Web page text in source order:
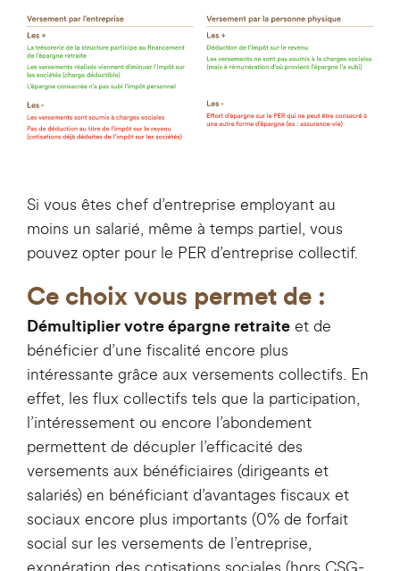
Si vous êtes chef d’entreprise employant au
moins un salarié, même à temps partiel, vous
pouvez opter pour le PER d’entreprise collectif.
Ce choix vous permet de :
Démultiplier votre épargne retraite et de
bénéficier d’une fiscalité encore plus
intéressante grâce aux versements collectifs. En
effet, les flux collectifs tels que la participation,
l’intéressement ou encore l’abondement
permettent de décupler l’efficacité des
versements aux bénéficiaires (dirigeants et
salariés) en bénéficiant d’avantages fiscaux et
sociaux encore plus importants (0% de forfait
social sur les versements de l’entreprise,